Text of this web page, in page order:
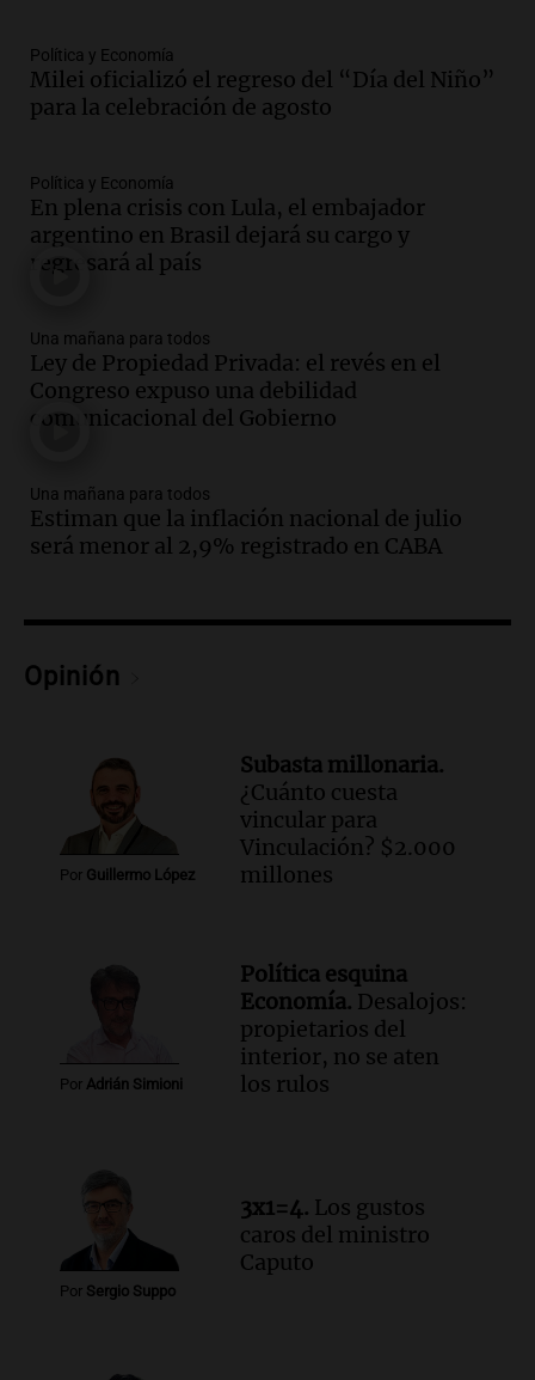
Audio.Kicillof critica la desregulación
financiera y el aumento de la morosidad
Episodios
Audio.La UNT evalúa apelación ante la
Corte Suprema tras fallo que aparta a
Pagani como rector
Audio.El cardenal Ángel Rossi advirtió
que la justicia social viene siendo
“despreciada y burlada”
Audio.La Bulaya se prepara para el cierre
de su gran muestra anual con la
participación de miles de visitantes
Ley de Emergencia Hídrica ante el
Episodios
Audio. Una mujer de 40 años muere en
un accidente en la Ruta 321 cerca de
García Fernández
Panorama Federal
billones de pesos y genera excedente de
liquidez de 4 billones
Panorama Federal
Audio.La lección del Titanic y la
Episodios
Audio.
Tormentas y filtraciones: "El
agua entra por donde menos
imaginamos"
Una Mañana para todos Rosario
Política y Economía
Milei oficializó el regreso del “Día del Niño”
para la celebración de agosto
Política y Economía
En plena crisis con Lula, el embajador
argentino en Brasil dejará su cargo y
regresará al país
Una mañana para todos
Ley de Propiedad Privada: el revés en el
Congreso expuso una debilidad
comunicacional del Gobierno
Una mañana para todos
Estiman que la inflación nacional de julio
será menor al 2,9% registrado en CABA
Opinión
Por Guillermo López
Subasta millonaria.
¿Cuánto cuesta
vincular para
Vinculación? $2.000
millones
Por Adrián Simioni
Política esquina
Economía. Desalojos:
propietarios del
interior, no se aten
los rulos
Por Sergio Suppo
3x1=4. Los gustos
caros del ministro
Caputo